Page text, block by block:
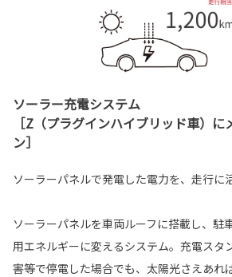
ソーラー充電システム
［Z（プラグインハイブリッド車）に
ン］
ソーラーパネルで発電した電力を、走行に
ソーラーパネルを車両ルーフに搭載し、駐
用エネルギーに変えるシステム。充電スタ
害等で停電した場合でも、太陽光さえあれ